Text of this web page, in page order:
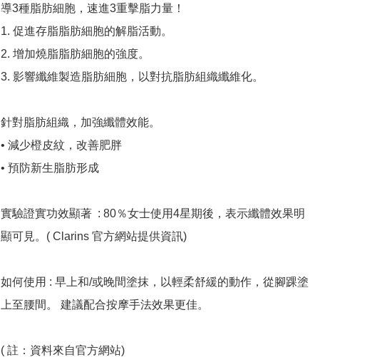
導3種脂肪細胞，速進3重擊脂力量！
1. 促進存脂脂肪細胞的解脂活動。
2. 增加燒脂脂肪細胞的強度。
3. 影響纖維製造脂肪細胞，以對抗脂肪組織纖維化。
針對脂肪組織，加強纖體效能。
• 減少橙皮紋，改善肥胖
• 預防新生脂肪形成
實驗證實功效顯著  : 80％女士使用4星期後，表示纖體效果明
顯可見。( Clarins 官方網站提供資訊)
如何使用 : 早上和/或晚間塗抹，以輕柔舒緩的動作，從腳踝塗
上至腰間。 建議配合按摩手法效果更佳。
( 註：資料來自官方網站)